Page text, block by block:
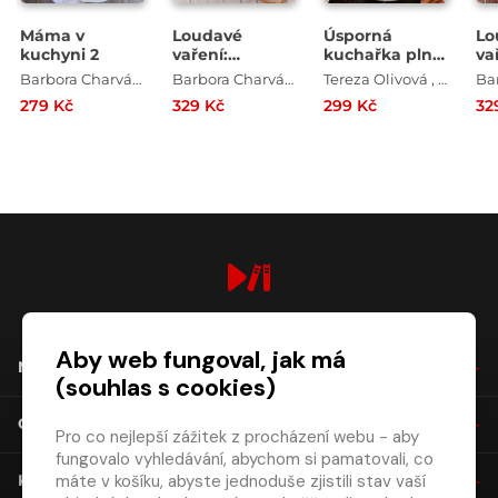
Máma v
kuchyni 2
Barbora Charvátová
279 Kč
Loudavé
vaření:
Recepty pro
Barbora Charvátová
329 Kč
Úsporná
kuchařka plná
chutí
Tereza Olivová , Markéta Chovancová , Michaela Smolková , Ilona Bansal , Barbora Charvátová
299 Kč
NÁKUP
O SPOLEČNOSTI
KONTAKT
Aby web fungoval, jak má
(souhlas s cookies)
Pro co nejlepší zážitek z procházení webu - aby
fungovalo vyhledávání, abychom si pamatovali, co
máte v košíku, abyste jednoduše zjistili stav vaší